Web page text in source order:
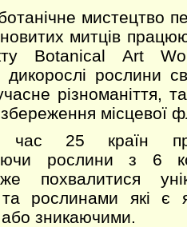
мистецтво
митців
Botanical Art
дикорослі рослини
різноманіття,
збереження місцевої
25 країн
рослини з 6
похвалитися
та рослинами які є
або зникаючими.